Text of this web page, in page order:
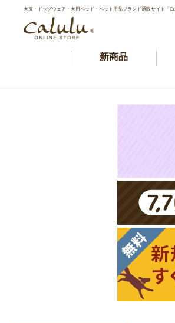
犬服・ドッグウェア・犬用ベッド・ペット用品ブランド通販サイト「
新商品